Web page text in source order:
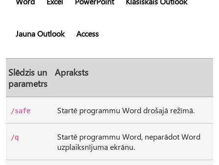
Jauna Outlook Access
Slēdzis un
parametrs
Apraksts
/safe Startē programmu Word drošajā režīmā.
/q
Startē programmu Word, neparādot Word
uzplaiksnījuma ekrānu.